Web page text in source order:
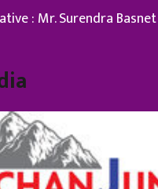
: Mr. Surendra Basnet